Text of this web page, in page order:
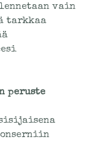
vain
tarkkaa
peruste